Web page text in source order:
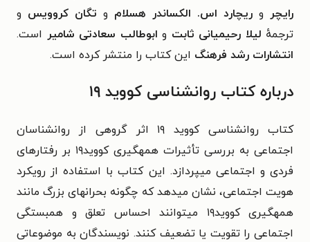
رایچر و ریچارد اس. الکساندر هسلام و تگان کروویس و
ترجمهٔ لیلا رحیمیانی ثابت و ابوطالب سعادتی شامیر است.
انتشارات رشد فرهنگ این کتاب را منتشر کرده است.
درباره کتاب روانشناسی کووید ۱۹
کتاب روانشناسی کووید ۱۹ اثر گروهی از روانشناسان
اجتماعی به بررسی تأثیرات همهگیری کووید۱۹ بر رفتارهای
فردی و اجتماعی میپردازد. این کتاب با استفاده از رویکرد
هویت اجتماعی، نشان میدهد که چگونه بحرانهای بزرگ مانند
همهگیری کووید۱۹ میتوانند احساس تعلق و همبستگی
اجتماعی را تقویت یا تضعیف کنند. نویسندگان به موضوعاتی